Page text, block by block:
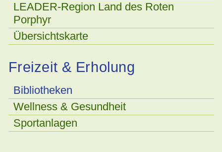
LEADER-Region Land des Roten
Porphyr
Übersichtskarte
Freizeit & Erholung
Bibliotheken
Wellness & Gesundheit
Sportanlagen